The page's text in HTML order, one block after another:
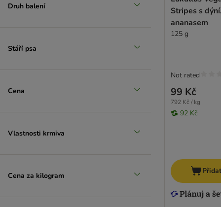
Ultima
Rybí
Druh balení
Stáří psa
Cena
Vlastnosti krmiva
Cena za kilogram
Stripes s
ananasem
125 g
99 Kč
792 Kč / kg
92 Kč
Not rated